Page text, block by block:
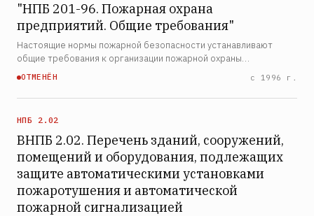
"НПБ 201-96. Пожарная охрана
предприятий. Общие требования"
Настоящие нормы пожарной безопасности устанавливают
общие требования к организации пожарной охраны
предприятий. Нормы распространяются на объектовые
устанавливают т…
ОТМЕНЁН с 1996 г.
НПБ 2.02
ВНПБ 2.02. Перечень зданий, сооружений,
помещений и оборудования, подлежащих
защите автоматическими установками
пожаротушения и автоматической
пожарной сигнализацией